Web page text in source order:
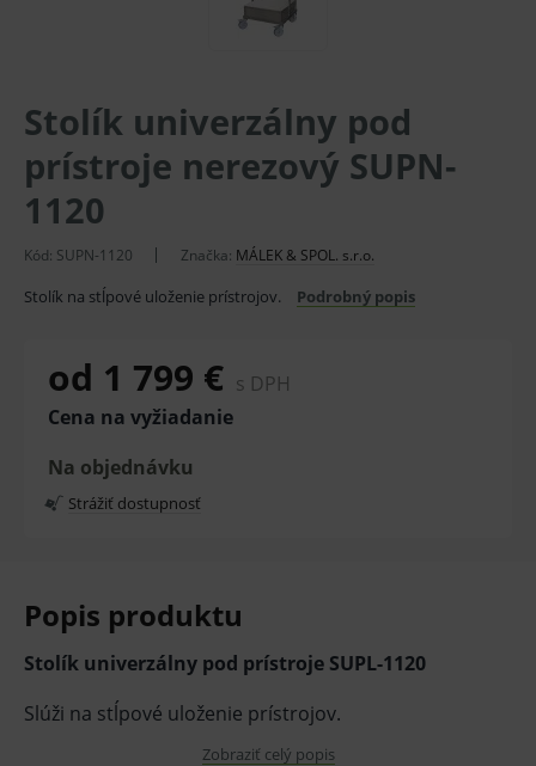
Stolík univerzálny pod
prístroje nerezový SUPN-
1120
Kód: SUPN-1120 Značka: MÁLEK & SPOL. s.r.o.
Stolík na stĺpové uloženie prístrojov. Podrobný popis
od 1 799 € s DPH
Cena na vyžiadanie
Na objednávku
Strážiť dostupnosť
Popis produktu
Stolík univerzálny pod prístroje SUPL-1120
Slúži na stĺpové uloženie prístrojov.
Je vyrobený z nerezových profilov.
Zobraziť celý popis